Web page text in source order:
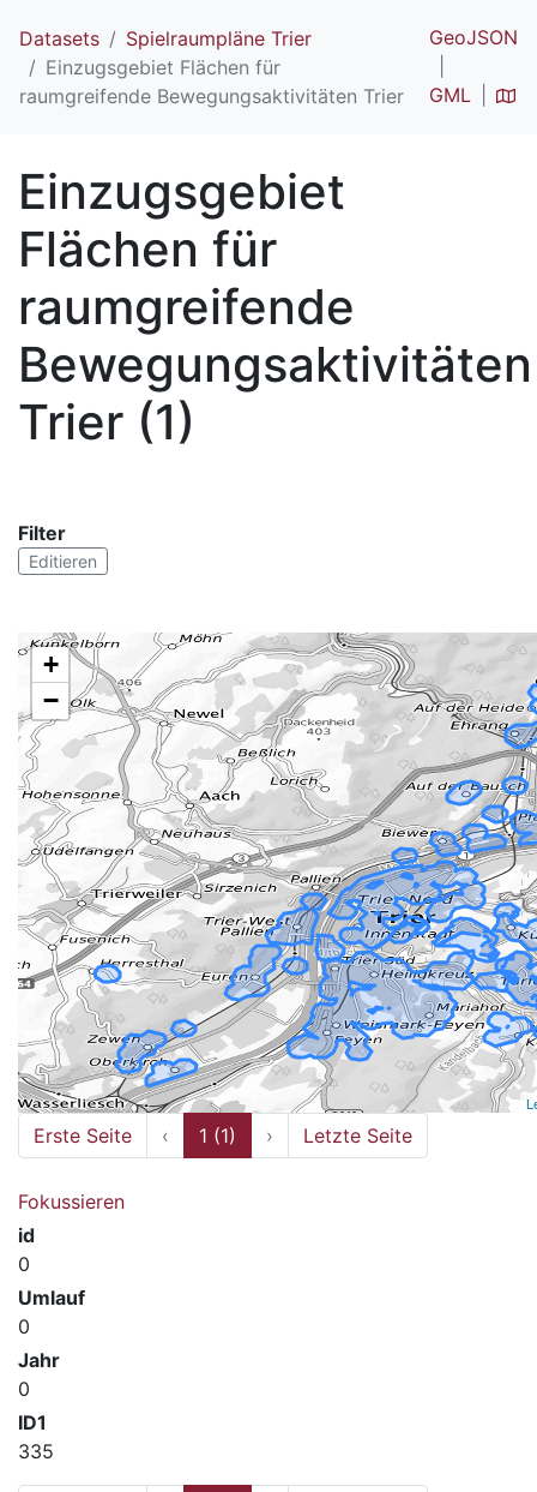
Datasets
Spielraumpläne Trier
Einzugsgebiet Flächen für
raumgreifende Bewegungsaktivitäten Trier
GeoJSON
GML
Einzugsgebiet
Flächen für
raumgreifende
Bewegungsaktivitäten
Trier (1)
Filter
Editieren
+
−
Erste Seite ‹ 1 (1) › Letzte Seite
Fokussieren
id
0
Umlauf
0
Jahr
0
ID1
335